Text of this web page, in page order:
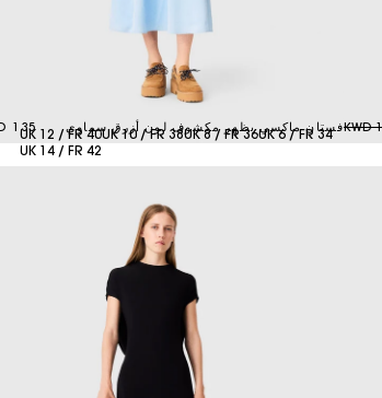
فستان ماكسي بظهر مكشوف لون أزرق سماوي 135 KWD UK 6 / FR 34
UK 8 / FR 36
UK 10 / FR 38
UK 12 / FR 40
UK 14 / FR 42